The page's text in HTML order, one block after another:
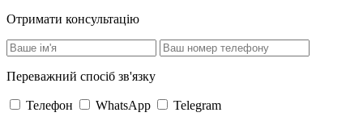
Отримати консультацію
Переважний спосіб зв'язку
Телефон WhatsApp
Telegram